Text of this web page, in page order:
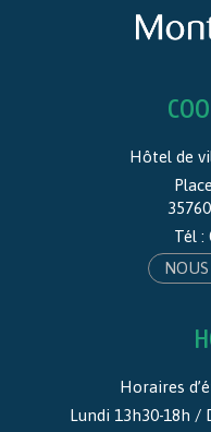
Hôtel de
Tél :
Horaires
Lundi 13h30-18h /